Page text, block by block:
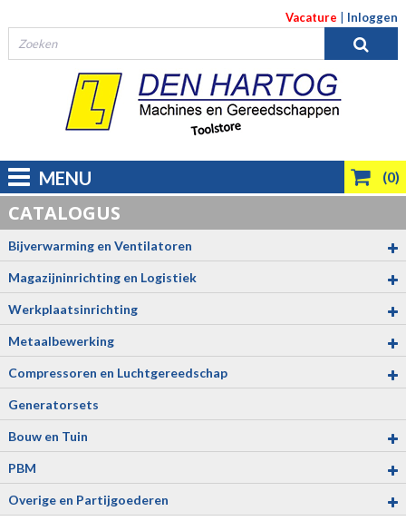
Vacature Inloggen
(0)
MENU
Bijverwarming en Ventilatoren
Magazijninrichting en Logistiek
Werkplaatsinrichting
Metaalbewerking
Compressoren en Luchtgereedschap
Generatorsets
Bouw en Tuin
PBM
Overige en Partijgoederen